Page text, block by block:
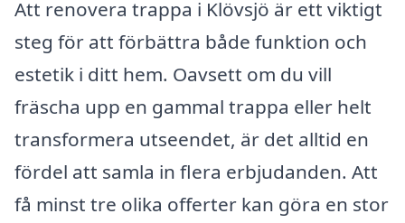
Att renovera trappa i Klövsjö är ett viktigt
steg för att förbättra både funktion och
estetik i ditt hem. Oavsett om du vill
fräscha upp en gammal trappa eller helt
transformera utseendet, är det alltid en
fördel att samla in flera erbjudanden. Att
få minst tre olika offerter kan göra en stor